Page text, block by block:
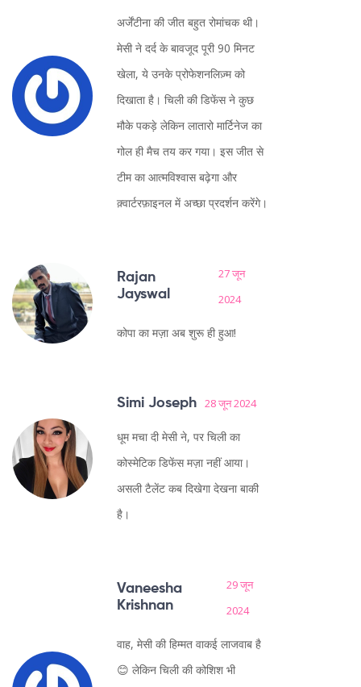
अर्जेंटीना की जीत बहुत रोमांचक थी।
मेसी ने दर्द के बावजूद पूरी 90 मिनट
खेला, ये उनके प्रोफेशनलिज़्म को
दिखाता है। चिली की डिफेंस ने कुछ
मौके पकड़े लेकिन लातारो मार्टिनेज का
गोल ही मैच तय कर गया। इस जीत से
टीम का आत्मविश्वास बढ़ेगा और
क़्वार्टरफ़ाइनल में अच्छा प्रदर्शन करेंगे।
Rajan
Jayswal
27 जून
2024
कोपा का मज़ा अब शुरू ही हुआ!
Simi Joseph 28 जून 2024
धूम मचा दी मेसी ने, पर चिली का
कोस्मेटिक डिफेंस मज़ा नहीं आया।
असली टैलेंट कब दिखेगा देखना बाकी
है।
Vaneesha
Krishnan
29 जून
2024
वाह, मेसी की हिम्मत वाकई लाजवाब है
😊 लेकिन चिली की कोशिश भी